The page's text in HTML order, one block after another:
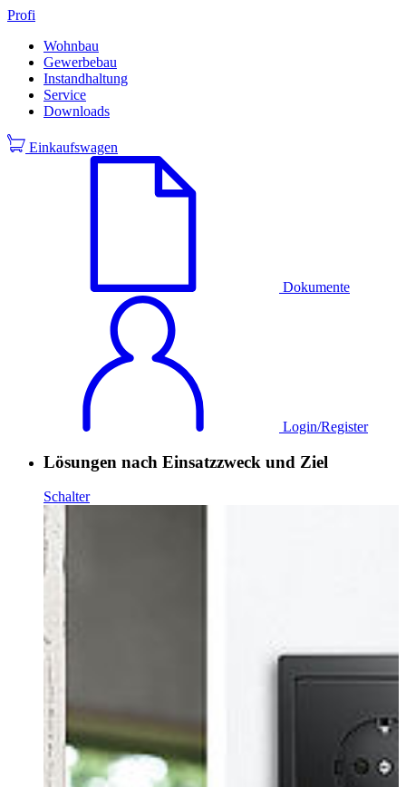
Profi
Wohnbau
Gewerbebau
Instandhaltung
Service
Downloads
Einkaufswagen
Dokumente
Login/Register
Lösungen nach Einsatzzweck und Ziel
Schalter